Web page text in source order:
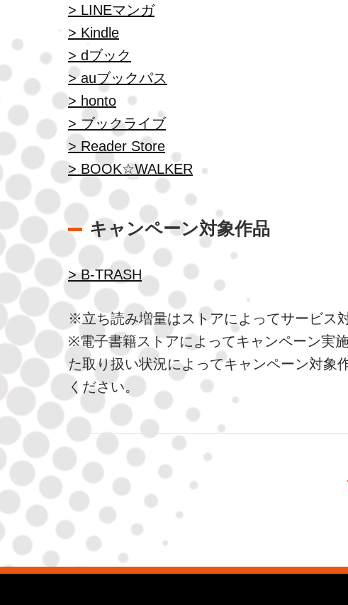
> LINEマンガ
> Kindle
> dブック
> auブックパス
> honto
> ブックライブ
> Reader Store
> BOOK☆WALKER
キャンペーン対象作品
> B-TRASH
※立ち読み増量はストアによってサービス
※電子書籍ストアによってキャンペーン実
た取り扱い状況によってキャンペーン対象
ください。